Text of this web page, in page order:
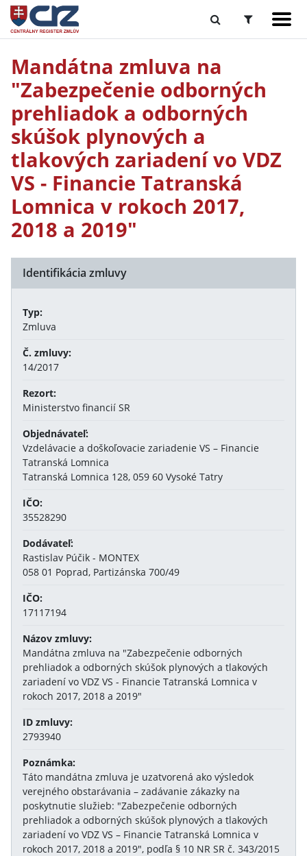
Mandátna zmluva na
"Zabezpečenie odborných
prehliadok a odborných
skúšok plynových a
tlakových zariadení vo VDZ
VS - Financie Tatranská
Lomnica v rokoch 2017,
2018 a 2019"
Identifikácia zmluvy
Typ:
Zmluva
Č. zmluvy:
14/2017
Rezort:
Ministerstvo financií SR
Objednávateľ:
Vzdelávacie a doškoľovacie zariadenie VS – Financie
Tatranská Lomnica
Tatranská Lomnica 128, 059 60 Vysoké Tatry
IČO:
35528290
Dodávateľ:
Rastislav Púčik - MONTEX
058 01 Poprad, Partizánska 700/49
IČO:
17117194
Názov zmluvy:
Mandátna zmluva na "Zabezpečenie odborných
prehliadok a odborných skúšok plynových a tlakových
zariadení vo VDZ VS - Financie Tatranská Lomnica v
rokoch 2017, 2018 a 2019"
ID zmluvy:
2793940
Poznámka:
Táto mandátna zmluva je uzatvorená ako výsledok
verejného obstarávania – zadávanie zákazky na
poskytnutie služieb: "Zabezpečenie odborných
prehliadok a odborných skúšok plynových a tlakových
zariadení vo VDZ VS – Financie Tatranská Lomnica v
rokoch 2017, 2018 a 2019", podľa § 10 NR SR č. 343/2015